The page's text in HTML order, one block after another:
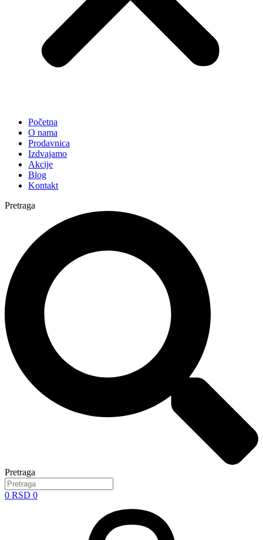
Početna
O nama
Prodavnica
Izdvajamo
Akcije
Blog
Kontakt
Pretraga
Pretraga
0 RSD 0